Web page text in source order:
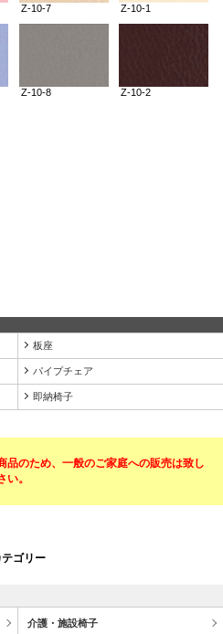
板座
パイプチェア
即納椅子
品のため、一般のご家庭への販売は致し
。
テゴリー
介護・施設椅子